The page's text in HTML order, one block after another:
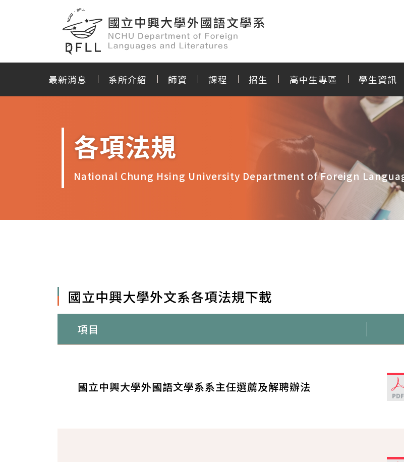
最新消息 系所介紹 師資 課程 招生 高中生專區 學生資訊
各項法規
National Chung Hsing University Department of Foreign
國立中興大學外文系各項法規下載
項目
國立中興大學外國語文學系系主任選薦及解聘辦法